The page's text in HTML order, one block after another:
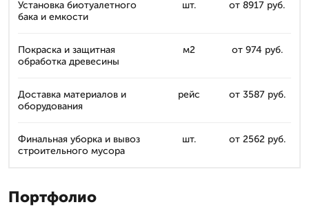
Установка биотуалетного
бака и емкости
шт. от 8917 руб.
Покраска и защитная
обработка древесины
м2 от 974 руб.
Доставка материалов и
оборудования
рейс от 3587 руб.
Финальная уборка и вывоз
строительного мусора
шт. от 2562 руб.
Портфолио